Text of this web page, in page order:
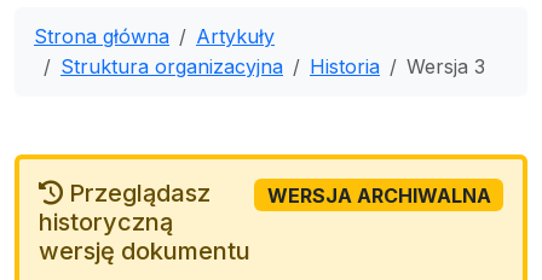
Strona główna
Artykuły
Struktura organizacyjna
Historia Wersja 3
Przeglądasz
historyczną
wersję dokumentu
WERSJA ARCHIWALNA